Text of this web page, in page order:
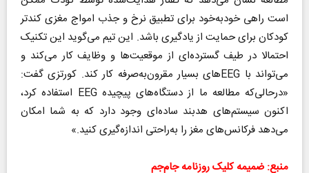
است راهی خودبه‌خود برای تطبیق نرخ و جذب امواج مغزی کندتر
کودکان برای حمایت از یادگیری باشد. این تیم می‌گوید این تکنیک
احتمالا در طیف گسترده‌ای از موقعیت‌ها و وظایف کار می‌کند و
می‌تواند با EEGهای بسیار مقرون‌به‌صرفه کار کند. کورتزی گفت:
«درحالی‌که مطالعه ما از دستگاه‌های پیچیده EEG استفاده کرد،
اکنون سیستم‌های هدبند ساده‌ای وجود دارد که به شما امکان
می‌دهد فرکانس‌های مغز را به‌راحتی اندازه‌گیری کنید.»
منبع: ضمیمه کلیک روزنامه جام‌جم